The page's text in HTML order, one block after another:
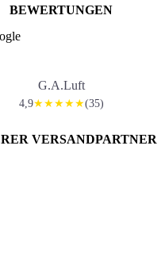
BEWERTUNGEN
G.A.Luft
4,9★★★★★(35)
VERSANDPARTNER